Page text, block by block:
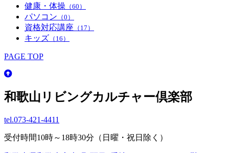
健康・体操 （60）
パソコン （0）
資格対応講座 （17）
キッズ （16）
PAGE TOP
和歌山リビングカルチャー倶楽部
tel.073-421-4411
受付時間10時～18時30分（日曜・祝日除く）